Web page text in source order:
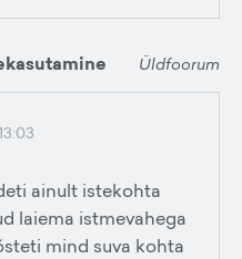
Üldfoorum
ainult istekohta
laiema istmevahega
mind suva kohta